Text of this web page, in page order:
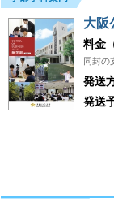
大阪
料金
同封の
発送
発送